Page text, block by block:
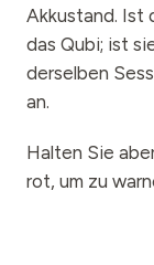
Akkustand. Ist
das Qubi; ist
derselben
an.
Halten Sie
rot, um zu